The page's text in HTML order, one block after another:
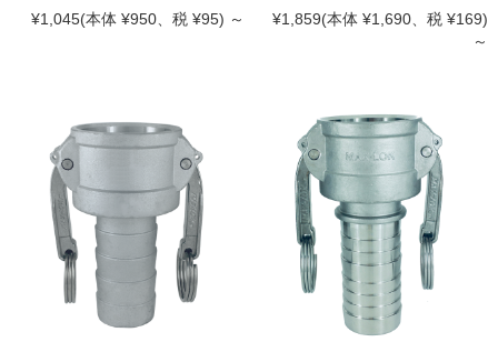
¥1,045(本体 ¥950、税 ¥95) ～
¥1,859(本体 ¥1,690、税 ¥169)
～